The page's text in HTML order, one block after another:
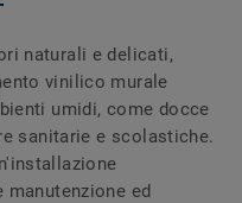
naturali e delicati,
vinilico murale
umidi, come docce
sanitarie e scolastiche.
ed